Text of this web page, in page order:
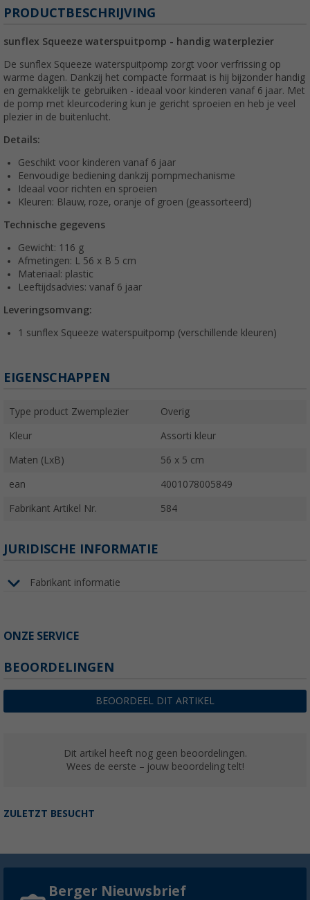
PRODUCTBESCHRIJVING
sunflex Squeeze waterspuitpomp - handig waterplezier
De sunflex Squeeze waterspuitpomp zorgt voor verfrissing op
warme dagen. Dankzij het compacte formaat is hij bijzonder handig
en gemakkelijk te gebruiken - ideaal voor kinderen vanaf 6 jaar. Met
de pomp met kleurcodering kun je gericht sproeien en heb je veel
plezier in de buitenlucht.
Details:
Geschikt voor kinderen vanaf 6 jaar
Eenvoudige bediening dankzij pompmechanisme
Ideaal voor richten en sproeien
Kleuren: Blauw, roze, oranje of groen (geassorteerd)
Technische gegevens
Gewicht: 116 g
Afmetingen: L 56 x B 5 cm
Materiaal: plastic
Leeftijdsadvies: vanaf 6 jaar
Leveringsomvang:
1 sunflex Squeeze waterspuitpomp (verschillende kleuren)
EIGENSCHAPPEN
Type product Zwemplezier Overig
Kleur Assorti kleur
Maten (LxB) 56 x 5 cm
ean 4001078005849
Fabrikant Artikel Nr. 584
JURIDISCHE INFORMATIE
Fabrikant informatie
ONZE SERVICE
BEOORDELINGEN
BEOORDEEL DIT ARTIKEL
Dit artikel heeft nog geen beoordelingen.
Wees de eerste – jouw beoordeling telt!
ZULETZT BESUCHT
Berger Nieuwsbrief